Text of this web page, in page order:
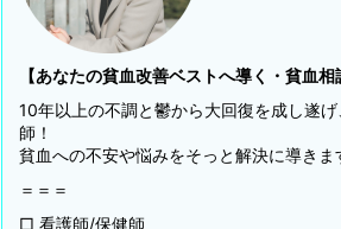
【あなたの貧血改善ベストへ導く・貧血相
10年以上の不調と鬱から大回復を成し遂
師！
貧血への不安や悩みをそっと解決に導き
＝＝＝
□ 看護師/保健師